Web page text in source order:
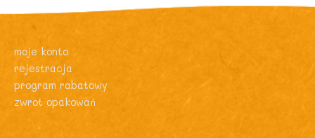
moje konto
rejestracja
program rabatowy
zwrot opakowań